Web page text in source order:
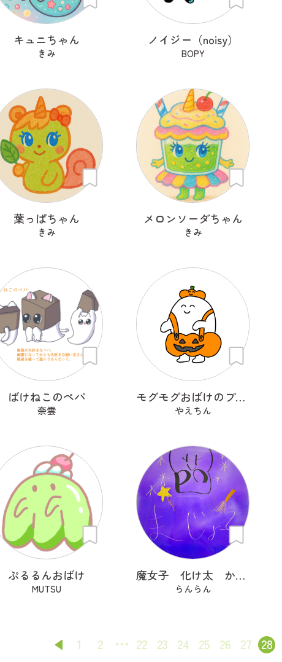
キュニちゃん
きみ
ノイジー（noisy）
BOPY
葉っぱちゃん
きみ
メロンソーダちゃん
きみ
ばけねこのペパ
奈雲
モグモグおばけのプラン・プー
やえちん
ぷるるんおばけ
MUTSU
魔女子 化け太 かぼっち
らんらん
1 2 22 23 24 25 26 27 28